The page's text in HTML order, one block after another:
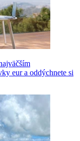
eur a oddýchnete si